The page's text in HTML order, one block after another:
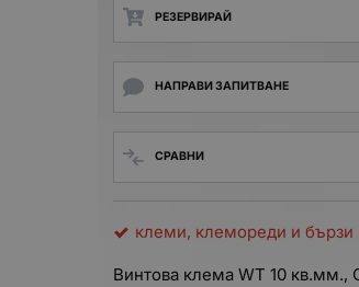
РЕЗЕРВИРАЙ
НАПРАВИ ЗАПИТВАНЕ
СРАВНИ
клеми, клемореди и бързи
Винтова клема WT 10 кв.мм.,